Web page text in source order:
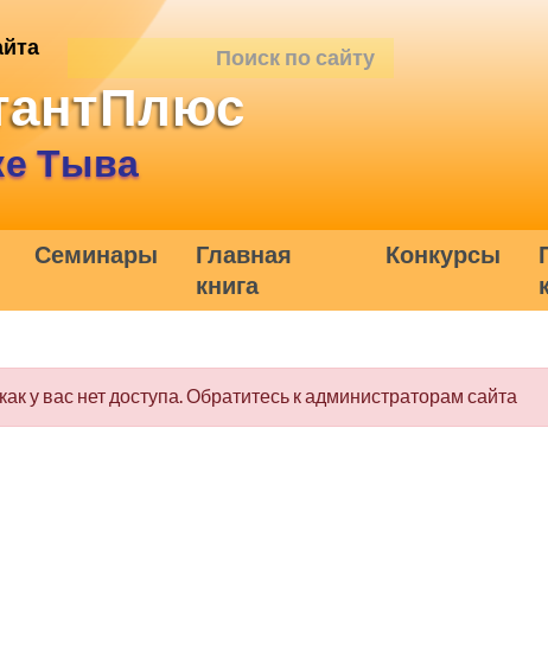
Тыва
Семинары
Главная
книга
Конкурсы
у вас нет доступа. Обратитесь к администраторам сайта